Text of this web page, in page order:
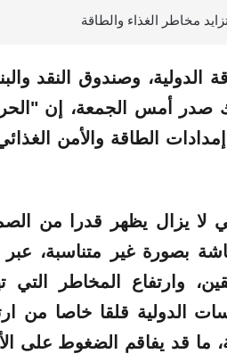
مخاطر الغذاء والطاقة
وصندوق النقد
صدر أمس الجمعة، إن
الطاقة والأمن
لا يزال يظهر قدرا من
بصورة غير متناسبة، عبر
وارتفاع المخاطر
قلقا خاصا من
ما قد يفاقم الضغوط على